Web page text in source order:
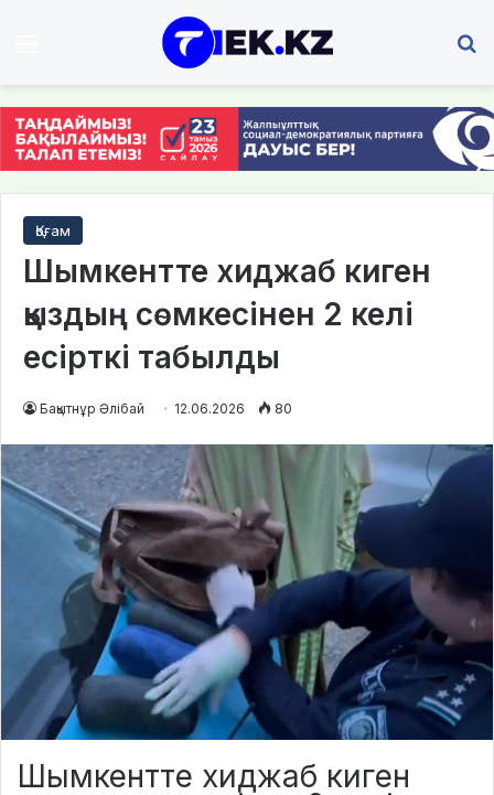
Қоғам
Шымкентте хиджаб киген
қыздың сөмкесінен 2 келі
есірткі табылды
Бақытнұр Әлібай 12.06.2026 80
Шымкентте хиджаб киген